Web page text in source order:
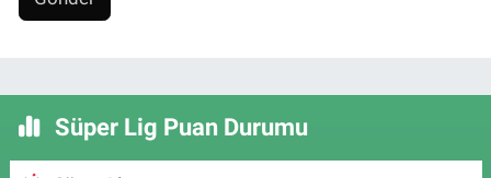
Süper Lig Puan Durumu